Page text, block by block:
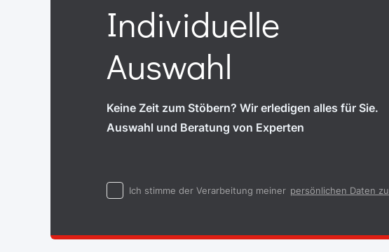
Individuelle
Auswahl
Keine Zeit zum Stöbern? Wir erledigen alles für Sie.
Auswahl und Beratung von Experten
Ich stimme der Verarbeitung meiner persönlichen Daten zu